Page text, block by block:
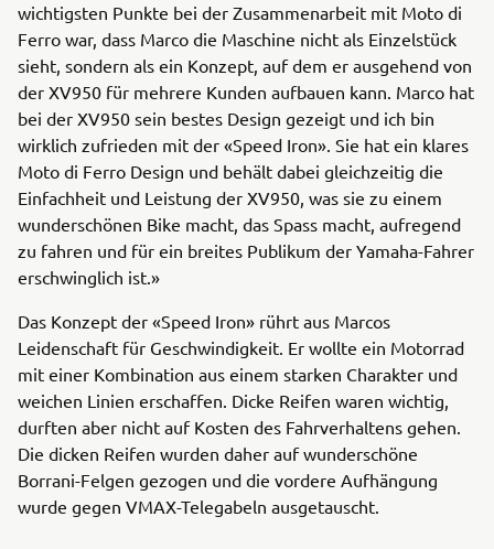
wichtigsten Punkte bei der Zusammenarbeit mit Moto di
Ferro war, dass Marco die Maschine nicht als Einzelstück
sieht, sondern als ein Konzept, auf dem er ausgehend von
der XV950 für mehrere Kunden aufbauen kann. Marco hat
bei der XV950 sein bestes Design gezeigt und ich bin
wirklich zufrieden mit der «Speed Iron». Sie hat ein klares
Moto di Ferro Design und behält dabei gleichzeitig die
Einfachheit und Leistung der XV950, was sie zu einem
wunderschönen Bike macht, das Spass macht, aufregend
zu fahren und für ein breites Publikum der Yamaha-Fahrer
erschwinglich ist.»
Das Konzept der «Speed Iron» rührt aus Marcos
Leidenschaft für Geschwindigkeit. Er wollte ein Motorrad
mit einer Kombination aus einem starken Charakter und
weichen Linien erschaffen. Dicke Reifen waren wichtig,
durften aber nicht auf Kosten des Fahrverhaltens gehen.
Die dicken Reifen wurden daher auf wunderschöne
Borrani-Felgen gezogen und die vordere Aufhängung
wurde gegen VMAX-Telegabeln ausgetauscht.